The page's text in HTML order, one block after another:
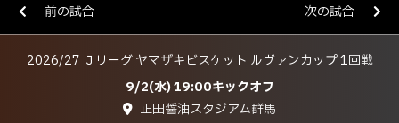
前の試合
次の試合
2026/27 Ｊリーグ ヤマザキビスケット ルヴァンカップ 1回戦
9/2(水) 19:00キックオフ
正田醤油スタジアム群馬